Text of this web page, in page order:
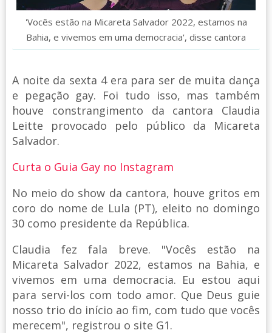
'Vocês estão na Micareta Salvador 2022, estamos na
Bahia, e vivemos em uma democracia', disse cantora
A noite da sexta 4 era para ser de muita dança
e pegação gay. Foi tudo isso, mas também
houve constrangimento da cantora Claudia
Leitte provocado pelo público da Micareta
Salvador.
Curta o Guia Gay no Instagram
No meio do show da cantora, houve gritos em
coro do nome de Lula (PT), eleito no domingo
30 como presidente da República.
Claudia fez fala breve. "Vocês estão na
Micareta Salvador 2022, estamos na Bahia, e
vivemos em uma democracia. Eu estou aqui
para servi-los com todo amor. Que Deus guie
nosso trio do início ao fim, com tudo que vocês
merecem", registrou o site G1.